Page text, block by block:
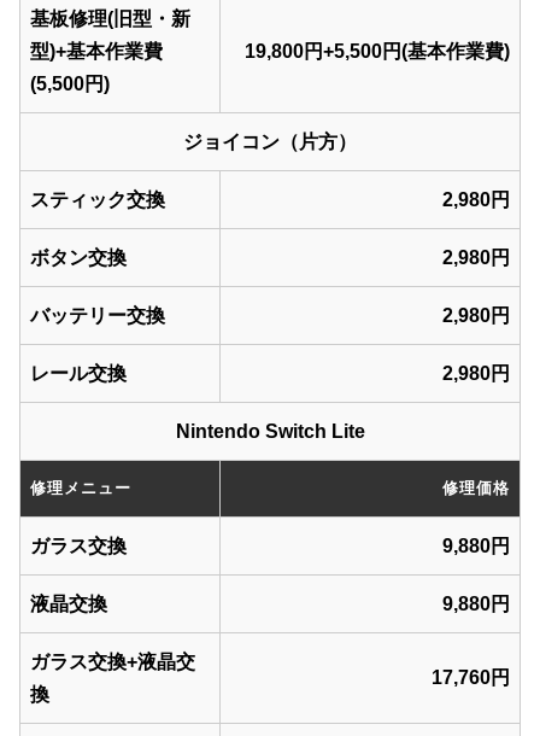
基板修理(旧型・新
型)+基本作業費
(5,500円)
19,800円+5,500円(基本作業費)
ジョイコン（片方）
スティック交換 2,980円
ボタン交換 2,980円
バッテリー交換 2,980円
レール交換 2,980円
Nintendo Switch Lite
修理メニュー 修理価格
ガラス交換 9,880円
液晶交換 9,880円
ガラス交換+液晶交
換
17,760円